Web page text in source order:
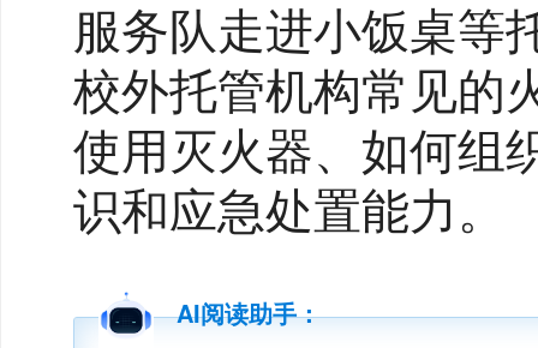
服务队走进小饭桌等
校外托管机构常见的
使用灭火器、如何组
识和应急处置能力。
AI阅读助手：